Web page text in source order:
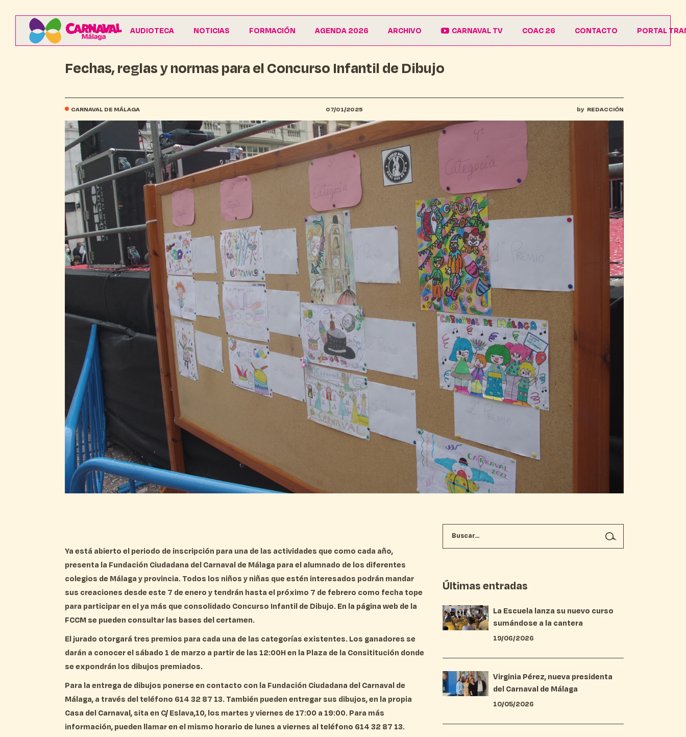
AUDIOTECA NOTICIAS FORMACIÓN
La Escuela
Vive La Casa del Carnaval
AGENDA 2026 ARCHIVO
Galería
Conferencias
CARNAVAL TV COAC 26 CONTACTO PORTAL
Fechas, reglas y normas para el Concurso Infantil de Dibujo
CARNAVAL DE MÁLAGA 07/01/2025 by REDACCIÓN
Ya está abierto el periodo de inscripción para una de las actividades que como cada año,
presenta la Fundación Ciudadana del Carnaval de Málaga para el alumnado de los diferentes
colegios de Málaga y provincia. Todos los niños y niñas que estén interesados podrán mandar
sus creaciones desde este 7 de enero y tendrán hasta el próximo 7 de febrero como fecha tope
para participar en el ya más que consolidado Concurso Infantil de Dibujo.En la página web de la
FCCM se pueden consultar las bases del certamen.
El jurado otorgará tres premios para cada una de las categorías existentes. Los ganadores se
darán a conocer el sábado 1 de marzo a partir de las 12:00H en la Plaza de la Consititución donde
se expondrán los dibujos premiados.
Para la entrega de dibujos ponerse en contacto con la Fundación Ciudadana del Carnaval de
Málaga, a través del teléfono 614 32 87 13. También pueden entregar sus dibujos, en la propia
Casa del Carnaval,sita en C/ Eslava,10, los martes y viernes de 17:00 a 19:00. Para más
información, pueden llamar en el mismo horario de lunes a viernes al teléfono 614 32 87 13.
Últimas entradas
La Escuela lanza su nuevo curso
sumándose a la cantera
19/06/2026
Virginia Pérez, nueva presidenta
del Carnaval de Málaga
10/05/2026